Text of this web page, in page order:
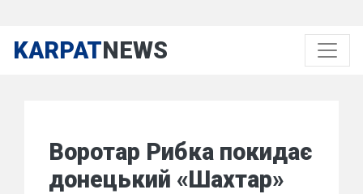
KARPATNEWS
Воротар Рибка покидає
донецький «Шахтар»